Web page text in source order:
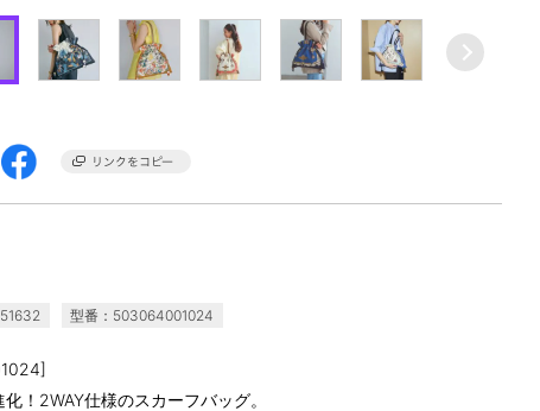
型番：503064001024
！2WAY仕様のスカーフバッグ。